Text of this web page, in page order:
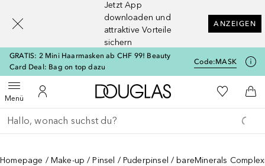
Jetzt App
downloaden und
attraktive Vorteile
sichern
ANZEIGEN
GRATIS: 2 Mini Haarmasken ab CHF 99! Beauty
Card Deal: Bag on top dazu
Code:MASK
MenüMenü öffnenZu Meinem Kundenkonto
Zur Douglas Startseite
Zu Meiner
Gehe zurück
Suche ausführen
Homepage Make-up Pinsel Puderpinsel bareMinerals
[navigation.slideout.screenreader]